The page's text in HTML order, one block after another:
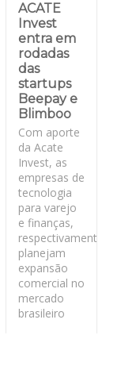
ACATE
Invest
entra em
rodadas
das
startups
Beepay e
Blimboo
Com aporte
da Acate
Invest, as
empresas de
tecnologia
para varejo
e finanças,
respectivamente,
planejam
expansão
comercial no
mercado
brasileiro